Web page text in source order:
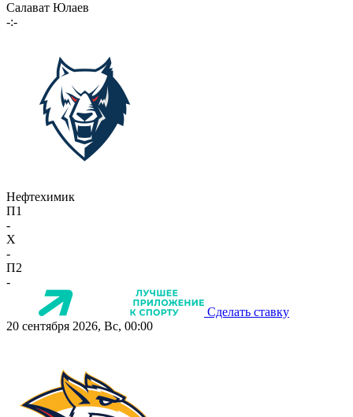
Салават Юлаев
-:-
Нефтехимик
П1
-
X
-
П2
-
Сделать ставку
20 сентября 2026, Вс, 00:00